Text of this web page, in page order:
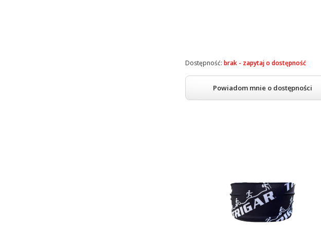
Powiadom mnie o dostępności
Dostępność: brak - zapytaj o dostępność